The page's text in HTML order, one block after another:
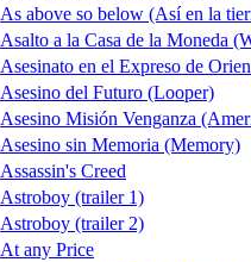
As above so below (Así en la
Asalto a la Casa de la Moneda
Asesinato en el Expreso de
Asesino del Futuro (Looper)
Asesino Misión Venganza
Asesino sin Memoria (Memory)
Assassin's Creed
Astroboy (trailer 1)
Astroboy (trailer 2)
At any Price